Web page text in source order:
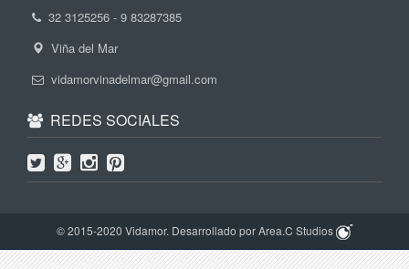
32 3125256 - 9 83287385
Viña del Mar
vidamorvinadelmar@gmail.com
REDES SOCIALES
© 2015-2020 Vidamor. Desarrollado por Area.C Studios